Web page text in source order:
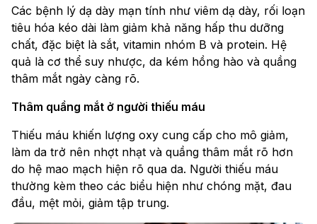
Các bệnh lý dạ dày mạn tính như viêm dạ dày, rối loạn
tiêu hóa kéo dài làm giảm khả năng hấp thu dưỡng
chất, đặc biệt là sắt, vitamin nhóm B và protein. Hệ
quả là cơ thể suy nhược, da kém hồng hào và quầng
thâm mắt ngày càng rõ.
Thâm quầng mắt ở người thiếu máu
Thiếu máu khiến lượng oxy cung cấp cho mô giảm,
làm da trở nên nhợt nhạt và quầng thâm mắt rõ hơn
do hệ mao mạch hiện rõ qua da. Người thiếu máu
thường kèm theo các biểu hiện như chóng mặt, đau
đầu, mệt mỏi, giảm tập trung.